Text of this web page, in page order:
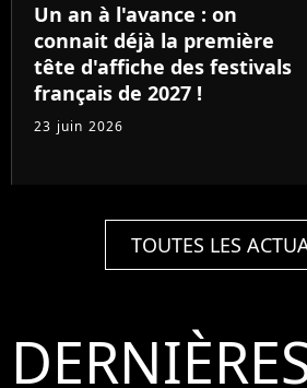
Un an à l'avance : on
connait déjà la première
tête d'affiche des festivals
français de 2027 !
23 juin 2026
TOUTES LES